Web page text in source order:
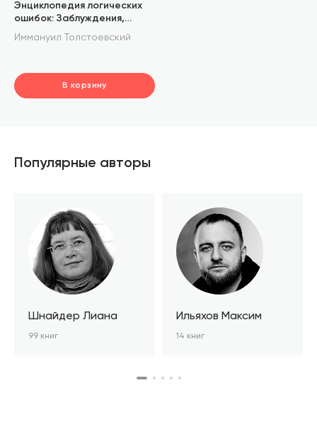
Энциклопедия логических
ошибок: Заблуждения,
манипуляции, когнитивные
искажения и другие враги
Иммануил Толстоевский
В корзину
Популярные авторы
Шнайдер Лиана
99 книг
Ильяхов Максим
14 книг